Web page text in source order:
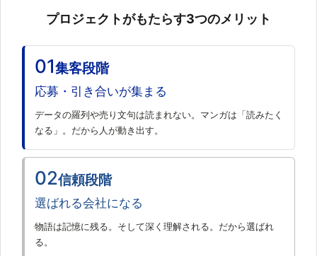
プロジェクトがもたらす3つのメリット
01集客段階
応募・引き合いが集まる
データの羅列や売り文句は読まれない。マンガは「読みたく
なる」。だから人が動き出す。
02信頼段階
選ばれる会社になる
物語は記憶に残る。そして深く理解される。だから選ばれ
る。